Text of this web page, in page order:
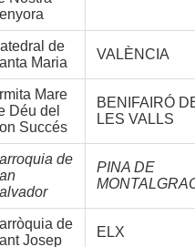
de
Maria
VALÈNCIA
Mare
Déu del
Succés
BENIFAIRÓ
LES VALLS
de
PINA DE
de
Josep
ELX